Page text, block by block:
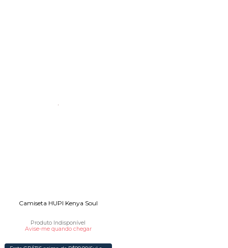
Camiseta HUPI Kenya Soul
Produto Indisponível
Avise-me quando chegar